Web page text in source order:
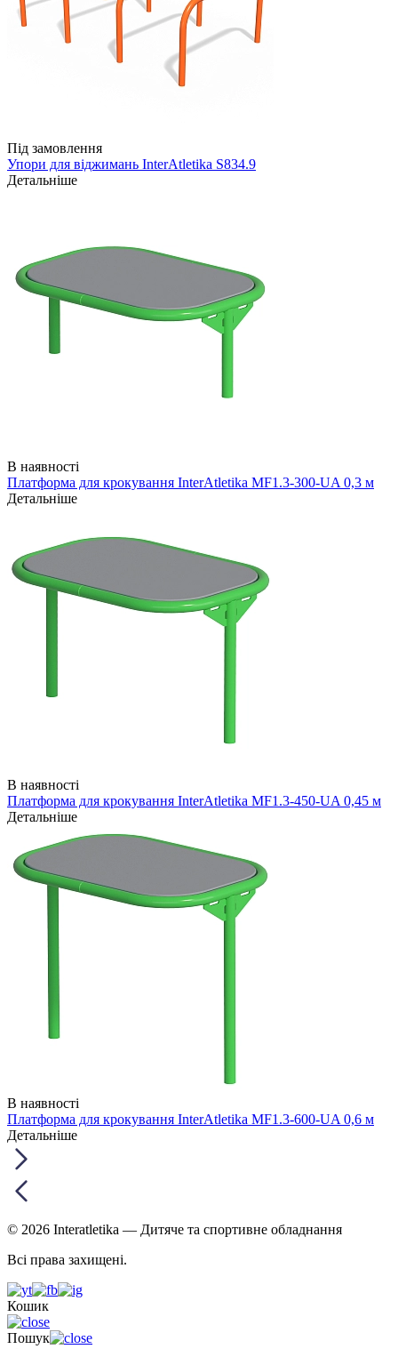
Під замовлення
Упори для віджимань InterAtletika S834.9
Детальніше
В наявності
Платформа для крокування InterAtletika MF1.3-300-UA 0,3 м
Детальніше
В наявності
Платформа для крокування InterAtletika MF1.3-450-UA 0,45 м
Детальніше
В наявності
Платформа для крокування InterAtletika MF1.3-600-UA 0,6 м
Детальніше
© 2026 Interatletika — Дитяче та спортивне обладнання
Всі права захищені.
Кошик
Пошук